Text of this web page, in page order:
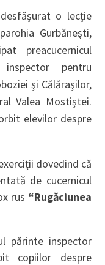
o lecţie
Gurbăneşti,
preacucernicul
pentru
şi Călăraşilor,
Valea Mostiştei.
elevilor despre
dovedind că
de cucernicul
rus “Rugăciunea
părinte inspector
copiilor despre